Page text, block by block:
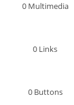
0 Multimedia
0 Links
0 Buttons